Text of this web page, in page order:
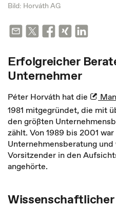
Bild: Horváth AG
Erfolgreicher
Unternehmer
Péter Horváth hat die
1981 mitgegründet, die mit
den größten
zählt. Von 1989 bis 2001
Unternehmensberatung
Vorsitzender in den
angehörte.